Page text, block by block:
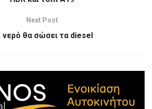
Next Post
νερό θα σώσει τα diesel